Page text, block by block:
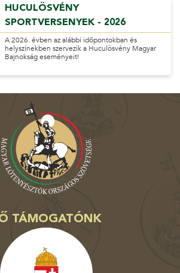
HUCULÖSVÉNY
SPORTVERSENYEK - 2026
A 2026. évben az alábbi időpontokban és
helyszínekben szervezik a Huculösvény Magyar
Bajnokság eseményeit!
TÁMOGATÓNK